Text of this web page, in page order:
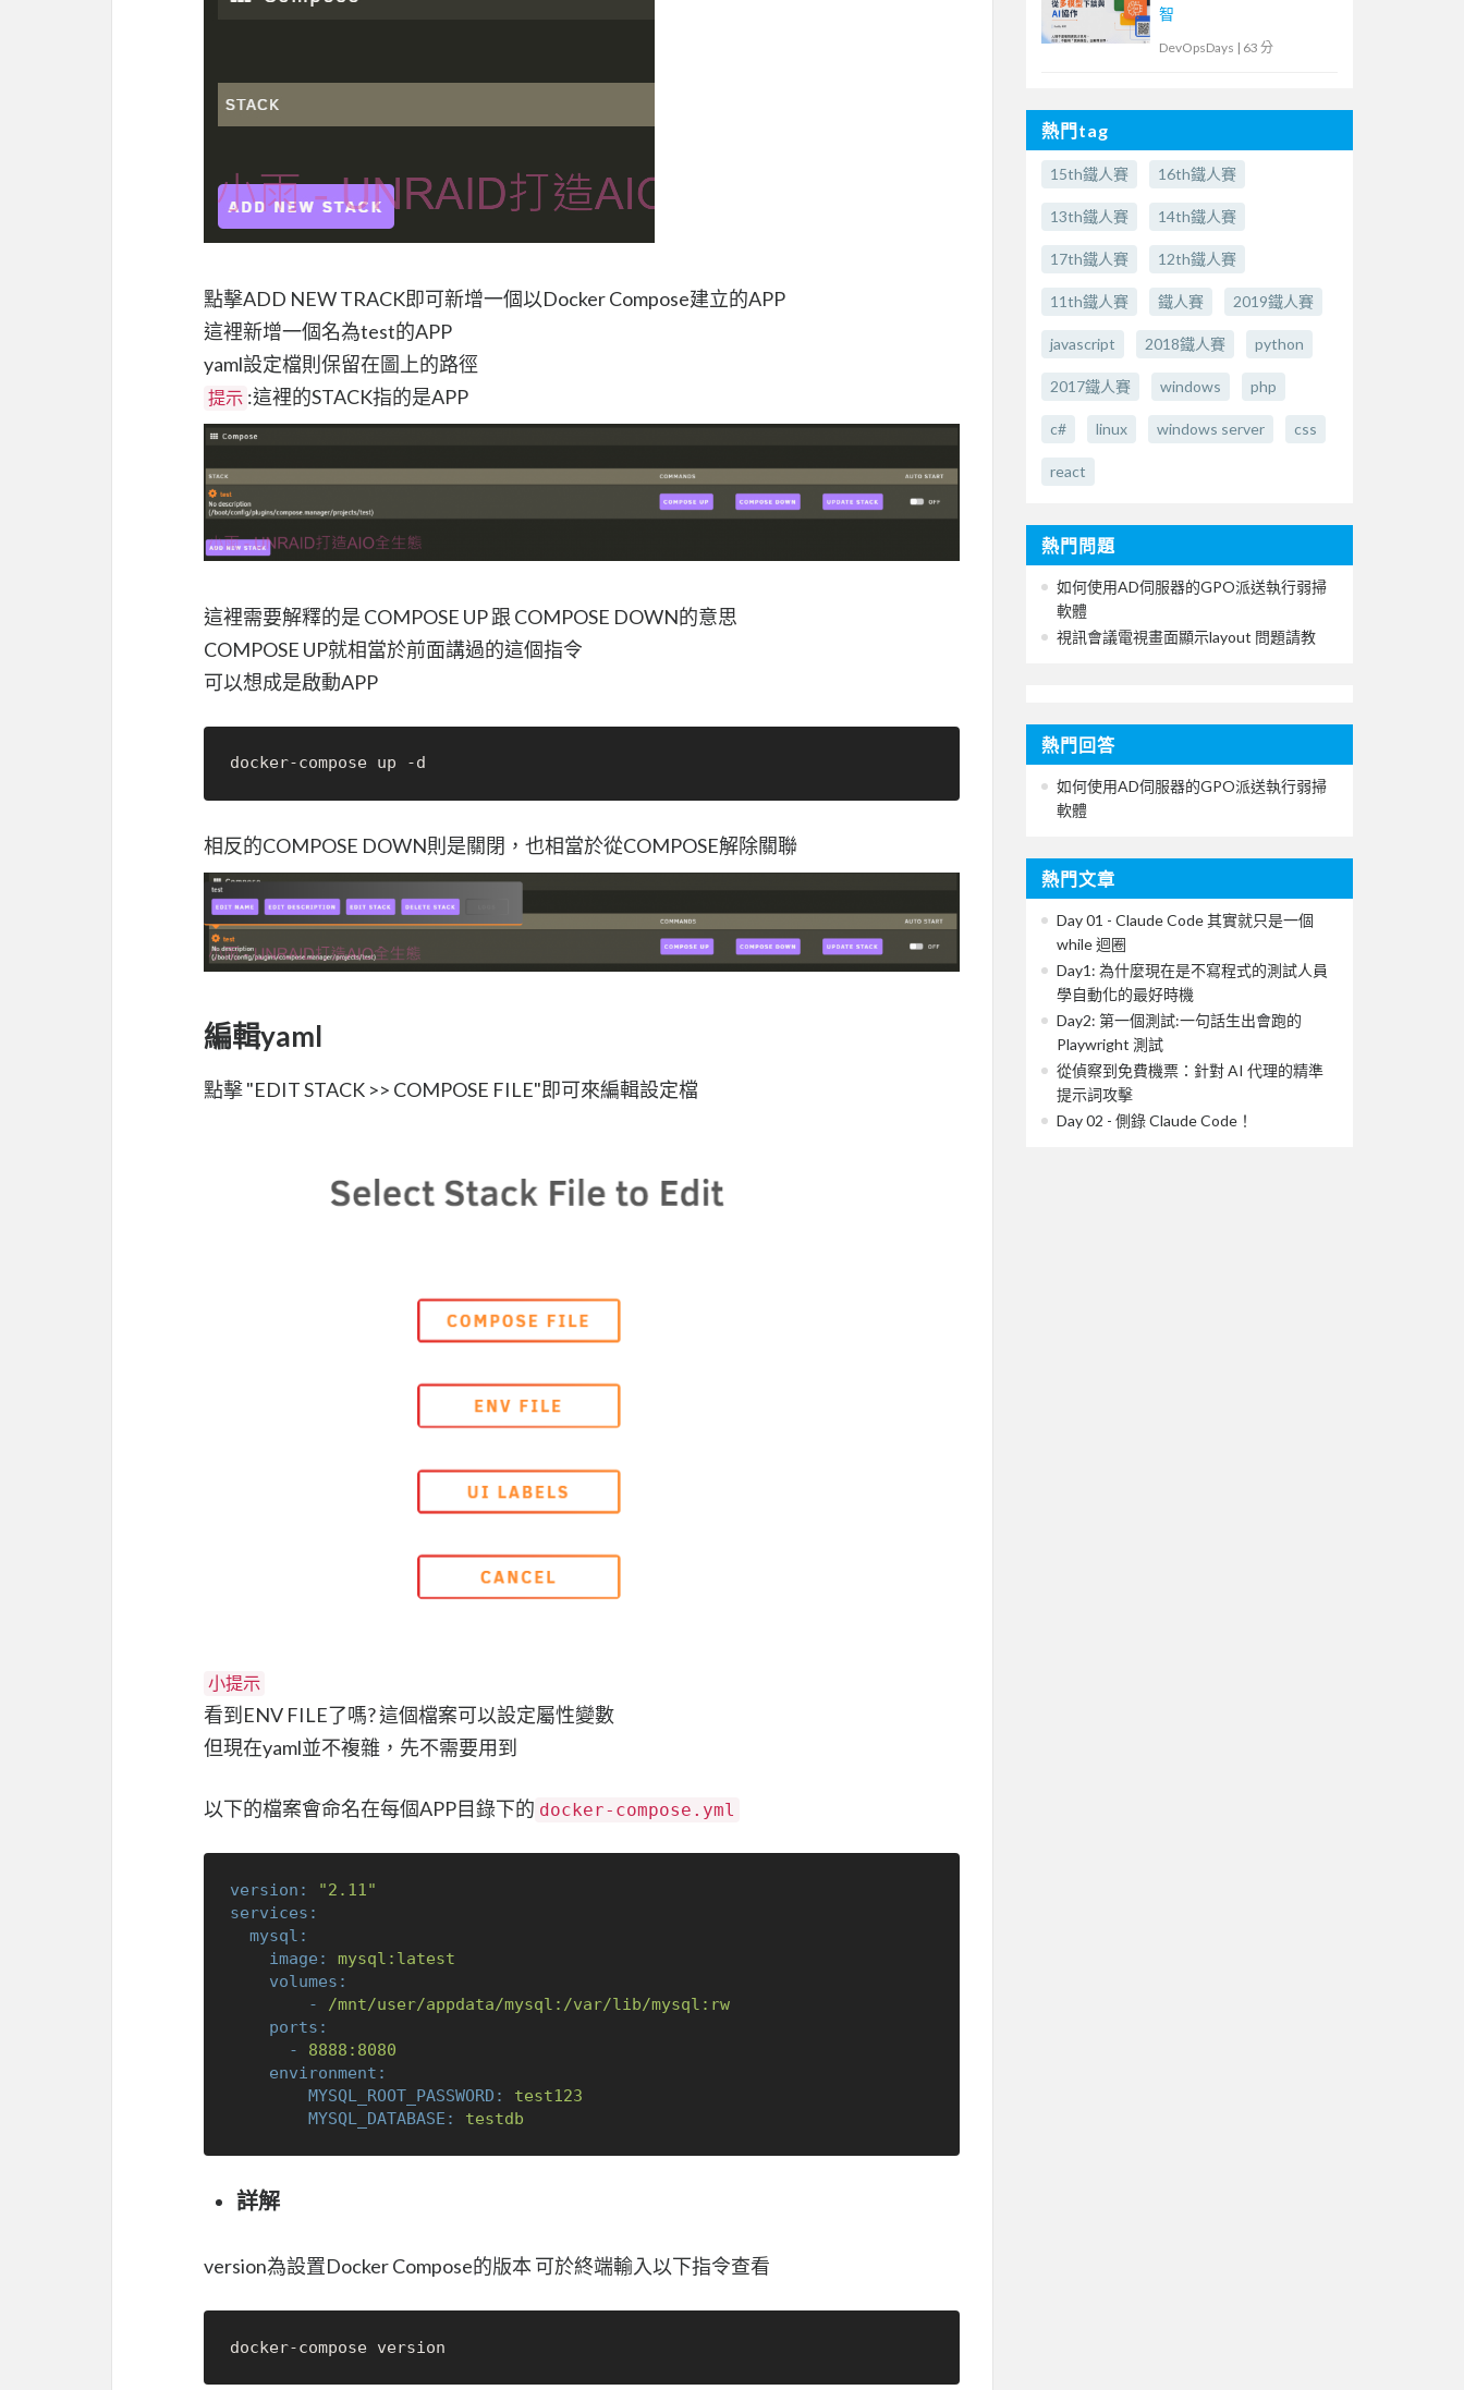
點擊ADD NEW TRACK即可新增一個以Docker Compose建立的APP
這裡新增一個名為test的APP
yaml設定檔則保留在圖上的路徑
提示 :這裡的STACK指的是APP
這裡需要解釋的是 COMPOSE UP 跟 COMPOSE DOWN的意思
COMPOSE UP就相當於前面講過的這個指令
可以想成是啟動APP
相反的COMPOSE DOWN則是關閉，也相當於從COMPOSE解除關聯
編輯yaml
點擊 "EDIT STACK >> COMPOSE FILE"即可來編輯設定檔
小提示
看到ENV FILE了嗎? 這個檔案可以設定屬性變數
但現在yaml並不複雜，先不需要用到
以下的檔案會命名在每個APP目錄下的 docker-compose.yml
version:
"2.11"
services:
mysql:
image:
mysql:latest
volumes:
-
/mnt/user/appdata/mysql:/var/lib/mysql:rw
ports:
-
8888 :8080
environment:
MYSQL_ROOT_PASSWORD:
test123
MYSQL_DATABASE:
testdb
詳解
version為設置Docker Compose的版本 可於終端輸入以下指令查看
智
DevOpsDays | 63 分
熱門tag
15th鐵人賽 16th鐵人賽
13th鐵人賽 14th鐵人賽
17th鐵人賽 12th鐵人賽
11th鐵人賽 鐵人賽 2019鐵人賽
javascript 2018鐵人賽 python
2017鐵人賽 windows php
c# linux windows server css
react
熱門問題
如何使用AD伺服器的GPO派送執行弱掃
軟體
視訊會議電視畫面顯示layout 問題請教
熱門回答
如何使用AD伺服器的GPO派送執行弱掃
軟體
熱門文章
Day 01 - Claude Code 其實就只是一個
while 迴圈
Day1: 為什麼現在是不寫程式的測試人員
學自動化的最好時機
Day2: 第一個測試:一句話生出會跑的
Playwright 測試
從偵察到免費機票：針對 AI 代理的精準
提示詞攻擊
Day 02 - 側錄 Claude Code！